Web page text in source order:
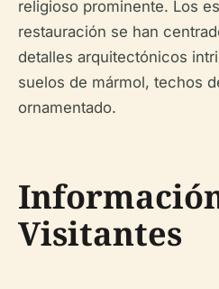
religioso prominente. Los
restauración se han
detalles arquitectónicos
suelos de mármol, techos
ornamentado.
Visitantes